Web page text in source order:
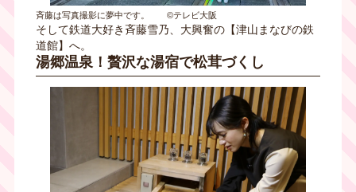
斉藤は写真撮影に夢中です。 ©テレビ大阪
そして鉄道大好き斉藤雪乃、大興奮の【津山まなびの鉄
道館】へ。
湯郷温泉！贅沢な湯宿で松茸づくし